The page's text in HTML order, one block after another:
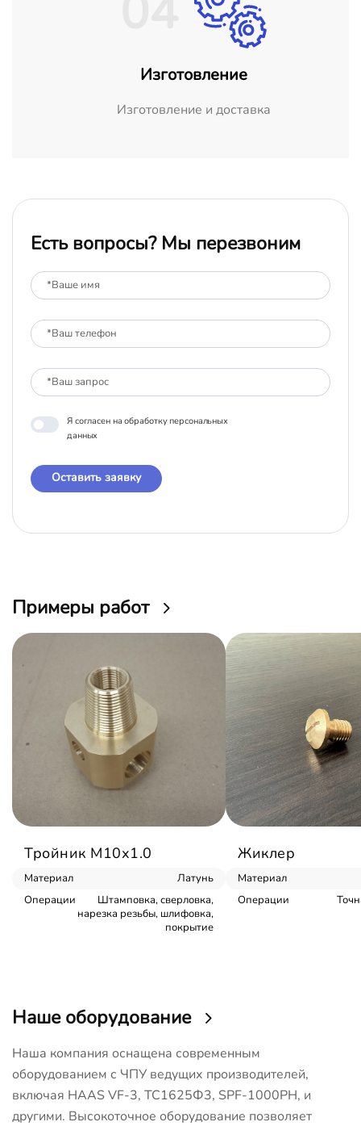
Изготовление
Изготовление и доставка
Есть вопросы? Мы перезвоним
Я согласен на обработку персональных
данных
Оставить заявку
Примеры работ
Тройник М10х1.0
Материал
Латунь
Операции
Штамповка, сверловка,
нарезка резьбы, шлифовка,
покрытие
Жиклер
Материал
Операции
Наше оборудование
Наша компания оснащена современным
оборудованием с ЧПУ ведущих производителей,
включая HAAS VF-3, ТС1625Ф3, SPF-1000PH, и
другими. Высокоточное оборудование позволяет